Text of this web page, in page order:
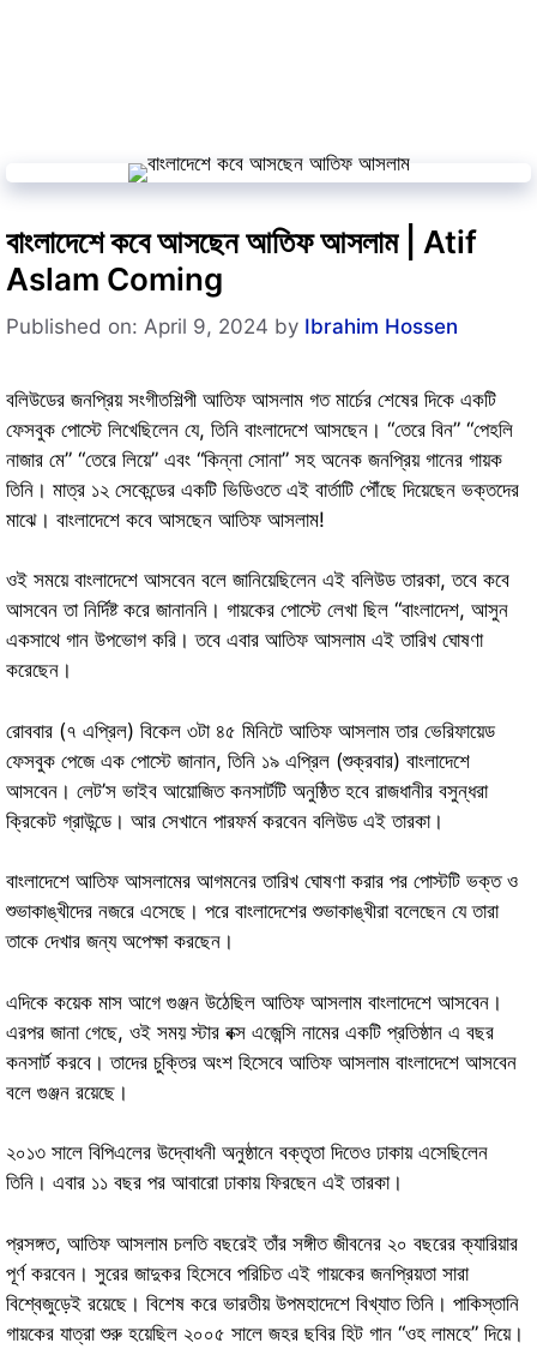
বাংলাদেশে কবে আসছেন আতিফ আসলাম | Atif
Aslam Coming
Published on: April 9, 2024 by Ibrahim Hossen
বলিউডের জনপ্রিয় সংগীতশিল্পী আতিফ আসলাম গত মার্চের শেষের দিকে একটি
ফেসবুক পোস্টে লিখেছিলেন যে, তিনি বাংলাদেশে আসছেন। “তেরে বিন” “পেহলি
নাজার মে” “তেরে লিয়ে” এবং “কিন্না সোনা” সহ অনেক জনপ্রিয় গানের গায়ক
তিনি। মাত্র ১২ সেকেন্ডের একটি ভিডিওতে এই বার্তাটি পৌঁছে দিয়েছেন ভক্তদের
মাঝে। বাংলাদেশে কবে আসছেন আতিফ আসলাম!
ওই সময়ে বাংলাদেশে আসবেন বলে জানিয়েছিলেন এই বলিউড তারকা, তবে কবে
আসবেন তা নির্দিষ্ট করে জানাননি। গায়কের পোস্টে লেখা ছিল “বাংলাদেশ, আসুন
একসাথে গান উপভোগ করি। তবে এবার আতিফ আসলাম এই তারিখ ঘোষণা
করেছেন।
রোববার (৭ এপ্রিল) বিকেল ৩টা ৪৫ মিনিটে আতিফ আসলাম তার ভেরিফায়েড
ফেসবুক পেজে এক পোস্টে জানান, তিনি ১৯ এপ্রিল (শুক্রবার) বাংলাদেশে
আসবেন। লেট’স ভাইব আয়োজিত কনসার্টটি অনুষ্ঠিত হবে রাজধানীর বসুন্ধরা
ক্রিকেট গ্রাউন্ডে। আর সেখানে পারফর্ম করবেন বলিউড এই তারকা।
বাংলাদেশে আতিফ আসলামের আগমনের তারিখ ঘোষণা করার পর পোস্টটি ভক্ত ও
শুভাকাঙ্খীদের নজরে এসেছে। পরে বাংলাদেশের শুভাকাঙ্খীরা বলেছেন যে তারা
তাকে দেখার জন্য অপেক্ষা করছেন।
এদিকে কয়েক মাস আগে গুঞ্জন উঠেছিল আতিফ আসলাম বাংলাদেশে আসবেন।
এরপর জানা গেছে, ওই সময় স্টার বক্স এজেন্সি নামের একটি প্রতিষ্ঠান এ বছর
কনসার্ট করবে। তাদের চুক্তির অংশ হিসেবে আতিফ আসলাম বাংলাদেশে আসবেন
বলে গুঞ্জন রয়েছে।
২০১৩ সালে বিপিএলের উদ্বোধনী অনুষ্ঠানে বক্তৃতা দিতেও ঢাকায় এসেছিলেন
তিনি। এবার ১১ বছর পর আবারো ঢাকায় ফিরছেন এই তারকা।
প্রসঙ্গত, আতিফ আসলাম চলতি বছরেই তাঁর সঙ্গীত জীবনের ২০ বছরের ক্যারিয়ার
পূর্ণ করবেন। সুরের জাদুকর হিসেবে পরিচিত এই গায়কের জনপ্রিয়তা সারা
বিশ্বেজুড়েই রয়েছে। বিশেষ করে ভারতীয় উপমহাদেশে বিখ্যাত তিনি। পাকিস্তানি
গায়কের যাত্রা শুরু হয়েছিল ২০০৫ সালে জহর ছবির হিট গান “ওহ লামহে” দিয়ে।